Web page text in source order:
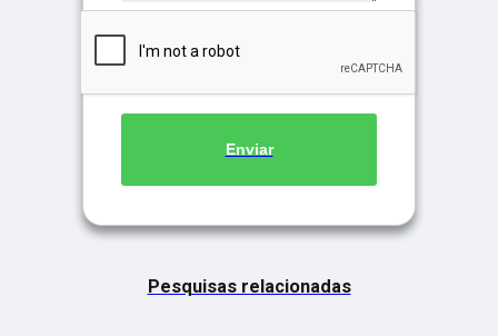
Enviar
Pesquisas relacionadas